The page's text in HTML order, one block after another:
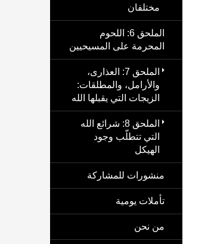
مختلفان
الملحق 6: اللحوم
المحرمة على المسيحيين
الملحق 7: العذارى،
والأرامل، والمطلقات:
الزيجات التي يقبلها الله
الملحق 8: شرائع الله
التي تتطلّب وجود
الهيكل
منشورات للمشاركة
تأملات يومية
من نحن